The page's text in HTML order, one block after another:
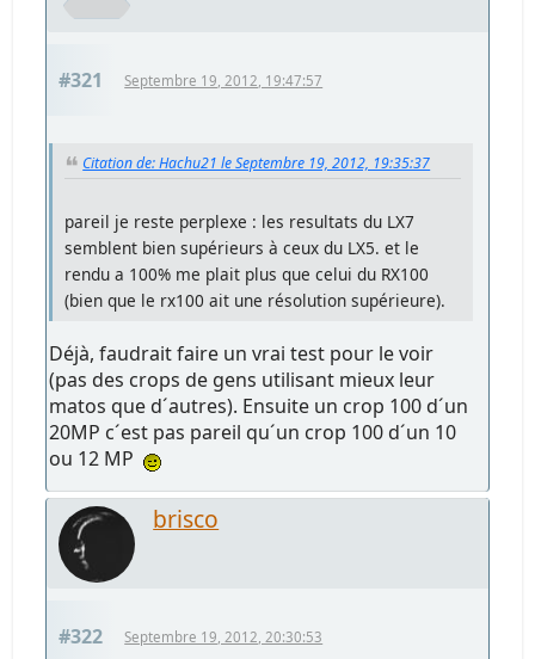
#321 Septembre 19, 2012, 19:47:57
Citation de: Hachu21 le Septembre 19, 2012, 19:35:37
pareil je reste perplexe : les resultats du LX7
semblent bien supérieurs à ceux du LX5. et le
rendu a 100% me plait plus que celui du RX100
(bien que le rx100 ait une résolution supérieure).
Déjà, faudrait faire un vrai test pour le voir
(pas des crops de gens utilisant mieux leur
matos que d´autres). Ensuite un crop 100 d´un
20MP c´est pas pareil qu´un crop 100 d´un 10
ou 12 MP
brisco
#322 Septembre 19, 2012, 20:30:53